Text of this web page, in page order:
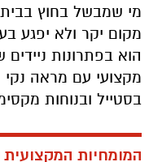
מי שמבשל בחוץ
מקום יקר ולא יפגע
הוא בפתרונות
מקצועי עם מראה
בסטייל ובנוחות
המומחיות